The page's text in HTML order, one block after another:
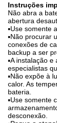
Instruções
Não abra a
abertura
▪Use somente
▪Não procurar
conexões de
backup a ser
▪A instalação
especialistas
▪Não expõe à
calor. As
bateria.
▪Use somente
desconexão.